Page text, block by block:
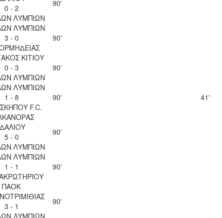
0 - 2
ΛΥΜΠΙΩΝ
90'
ΛΥΜΠΙΩΝ
3 - 0
90'
ΚΙΤΙΟΥ
0 - 3
ΛΥΜΠΙΩΝ
90'
ΛΥΜΠΙΩΝ
1 - 8
F.C.
90'
41'
5 - 0
ΛΥΜΠΙΩΝ
90'
ΛΥΜΠΙΩΝ
1 - 1
90'
ΠΑΟΚ
3 - 1
90'